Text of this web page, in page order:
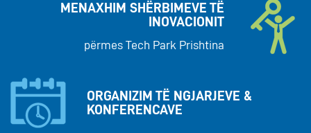
MENAXHIM SHËRBIMEVE TË
INOVACIONIT
përmes Tech Park Prishtina
ORGANIZIM TË NGJARJEVE &
KONFERENCAVE